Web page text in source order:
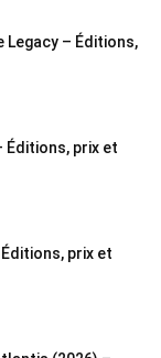
Legacy – Éditions,
Éditions, prix et
prix et